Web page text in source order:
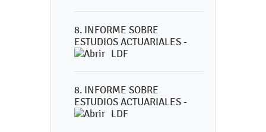
8. INFORME SOBRE
ESTUDIOS ACTUARIALES -
LDF
8. INFORME SOBRE
ESTUDIOS ACTUARIALES -
LDF